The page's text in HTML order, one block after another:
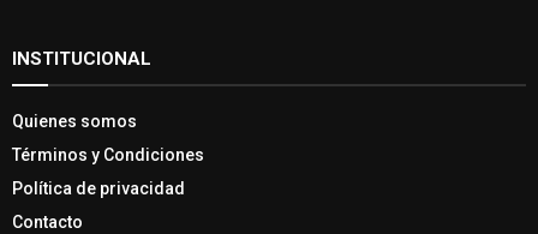
INSTITUCIONAL
Quienes somos
Términos y Condiciones
Política de privacidad
Contacto